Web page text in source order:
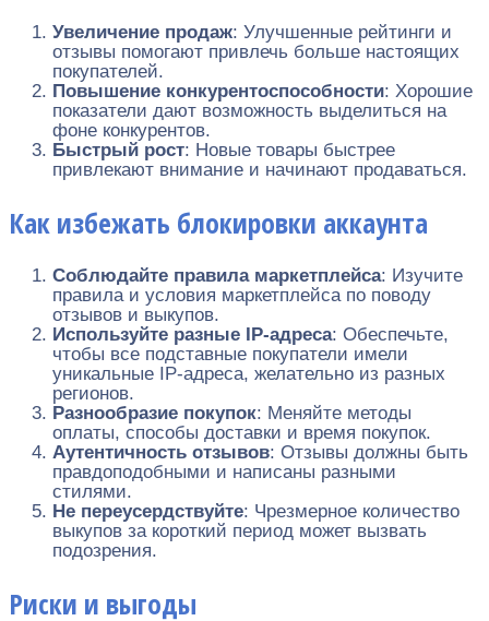
Увеличение продаж: Улучшенные рейтинги и
отзывы помогают привлечь больше настоящих
покупателей.
Повышение конкурентоспособности: Хорошие
показатели дают возможность выделиться на
фоне конкурентов.
Быстрый рост: Новые товары быстрее
привлекают внимание и начинают продаваться.
Как избежать блокировки аккаунта
Соблюдайте правила маркетплейса: Изучите
правила и условия маркетплейса по поводу
отзывов и выкупов.
Используйте разные IP-адреса: Обеспечьте,
чтобы все подставные покупатели имели
уникальные IP-адреса, желательно из разных
регионов.
Разнообразие покупок: Меняйте методы
оплаты, способы доставки и время покупок.
Аутентичность отзывов: Отзывы должны быть
правдоподобными и написаны разными
стилями.
Не переусердствуйте: Чрезмерное количество
выкупов за короткий период может вызвать
подозрения.
Риски и выгоды